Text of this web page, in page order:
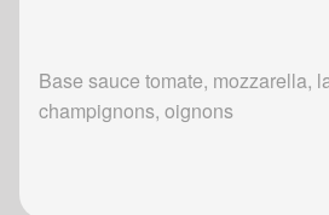
Base sauce tomate, mozzarella,
champignons, oignons